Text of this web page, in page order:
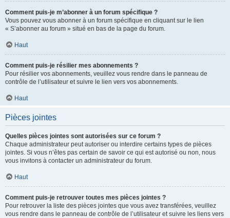
Comment puis-je m’abonner à un forum spécifique ?
Vous pouvez vous abonner à un forum spécifique en cliquant sur le lien
« S’abonner au forum » situé en bas de la page du forum.
Haut
Comment puis-je résilier mes abonnements ?
Pour résilier vos abonnements, veuillez vous rendre dans le panneau de
contrôle de l’utilisateur et suivre le lien vers vos abonnements.
Haut
Pièces jointes
Quelles pièces jointes sont autorisées sur ce forum ?
Chaque administrateur peut autoriser ou interdire certains types de pièces
jointes. Si vous n’êtes pas certain de savoir ce qui est autorisé ou non, nous
vous invitons à contacter un administrateur du forum.
Haut
Comment puis-je retrouver toutes mes pièces jointes ?
Pour retrouver la liste des pièces jointes que vous avez transférées, veuillez
vous rendre dans le panneau de contrôle de l’utilisateur et suivre les liens vers